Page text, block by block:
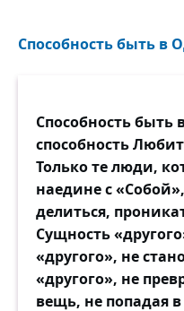
Способность быть в
Способность быть
способность
Только те люди,
наедине с
делиться,
Сущность
«другого», не
«другого», не
вещь, не попадая